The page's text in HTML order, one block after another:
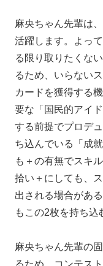
麻央ちゃん先輩は
活躍します。よっ
る限り取りたくな
るため、いらない
カードを獲得する
要な「国民的アイ
する前提でプロデ
ち込んでいる「成
も＋の有無でスキ
拾い＋にしても、
出される場合があ
もこの2枚を持ち込
麻央ちゃん先輩の